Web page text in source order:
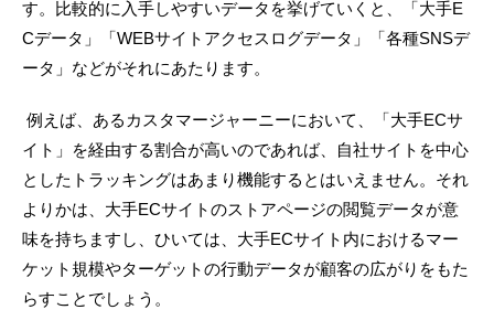
す。比較的に入手しやすいデータを挙げていくと、「大手E
Cデータ」「WEBサイトアクセスログデータ」「各種SNSデ
ータ」などがそれにあたります。
例えば、あるカスタマージャーニーにおいて、「大手ECサ
イト」を経由する割合が高いのであれば、自社サイトを中心
としたトラッキングはあまり機能するとはいえません。それ
よりかは、大手ECサイトのストアページの閲覧データが意
味を持ちますし、ひいては、大手ECサイト内におけるマー
ケット規模やターゲットの行動データが顧客の広がりをもた
らすことでしょう。